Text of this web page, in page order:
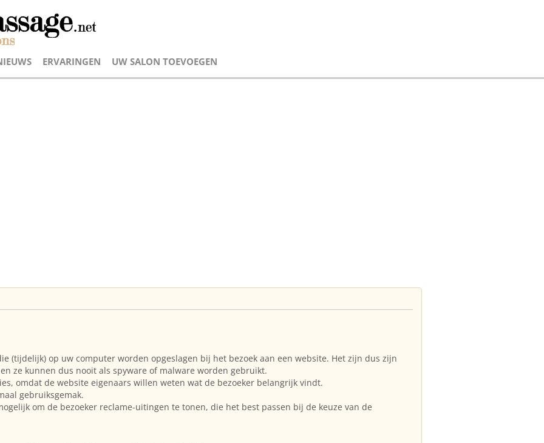
ERVARINGEN UW SALON TOEVOEGEN
(tijdelijk) op uw computer worden opgeslagen bij het bezoek aan een website. Het zijn dus zijn
ze kunnen dus nooit als spyware of malware worden gebruikt.
omdat de website eigenaars willen weten wat de bezoeker belangrijk vindt.
gebruiksgemak.
om de bezoeker reclame-uitingen te tonen, die het best passen bij de keuze van de